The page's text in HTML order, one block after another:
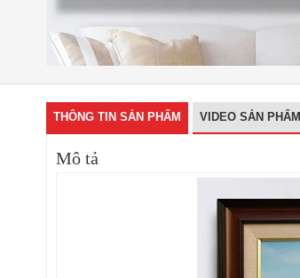
THÔNG TIN SẢN PHẨM VIDEO SẢN PHẨM
Mô tả